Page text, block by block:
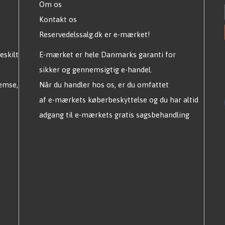
Om os
Kontakt os
Reservedelssalg.dk er e-mærket!
E-mærket er hele Danmarks garanti for
sikker og gennemsigtig e-handel.
Når du handler hos os, er du omfattet
af e-mærkets køberbeskyttelse og du har altid
adgang til e-mærkets gratis sagsbehandling